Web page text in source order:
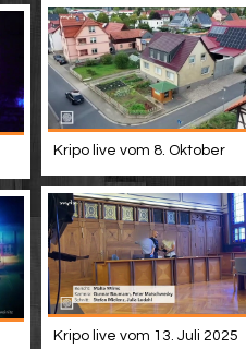
Kripo live vom 8. Oktober
Kripo live vom 13. Juli 2025